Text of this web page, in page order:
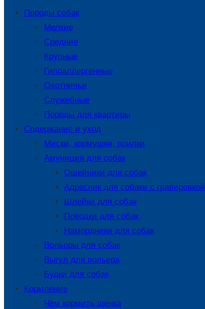
Породы собак
Мелкие
Средние
Крупные
Гипоаллергенные
Охотничьи
Служебные
Породы для квартиры
Содержание и уход
Миски, кормушки, поилки
Амуниция для собак
Ошейники для собак
Адресник для собаки с гравировкой
Шлейки для собак
Поводки для собак
Намордники для собак
Вольеры для собак
Выгул для вольера
Будки для собак
Кормление
Чем кормить щенка